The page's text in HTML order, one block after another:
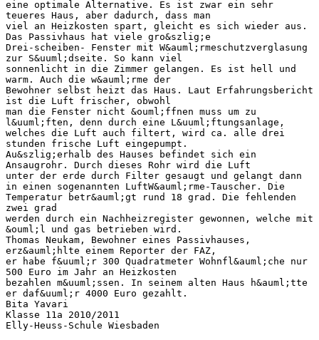
eine optimale Alternative. Es ist zwar ein sehr
teueres Haus, aber dadurch, dass man
viel an Heizkosten spart, gleicht es sich wieder aus.
Das Passivhaus hat viele gro&szlig;e
Drei-scheiben- Fenster mit W&auml;rmeschutzverglasung
zur S&uuml;dseite. So kann viel
sonnenlicht in die Zimmer gelangen. Es ist hell und
warm. Auch die w&auml;rme der
Bewohner selbst heizt das Haus. Laut Erfahrungsbericht
ist die Luft frischer, obwohl
man die Fenster nicht &ouml;ffnen muss um zu
l&uuml;ften, denn durch eine L&uuml;ftungsanlage,
welches die Luft auch filtert, wird ca. alle drei
stunden frische Luft eingepumpt.
Au&szlig;erhalb des Hauses befindet sich ein
Ansaugrohr. Durch dieses Rohr wird die Luft
unter der erde durch Filter gesaugt und gelangt dann
in einen sogenannten LuftW&auml;rme-Tauscher. Die
Temperatur betr&auml;gt rund 18 grad. Die fehlenden
zwei grad
werden durch ein Nachheizregister gewonnen, welche mit
&ouml;l und gas betrieben wird.
Thomas Neukam, Bewohner eines Passivhauses,
erz&auml;hlte einem Reporter der FAZ,
er habe f&uuml;r 300 Quadratmeter Wohnfl&auml;che nur
500 Euro im Jahr an Heizkosten
bezahlen m&uuml;ssen. In seinem alten Haus h&auml;tte
er daf&uuml;r 4000 Euro gezahlt.
Bita Yavari
Klasse 11a 2010/2011
Elly-Heuss-Schule Wiesbaden